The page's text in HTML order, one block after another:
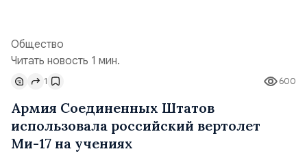
Общество
Читать новость 1 мин.
600
1
Армия Соединенных Штатов
использовала российский вертолет
Ми-17 на учениях